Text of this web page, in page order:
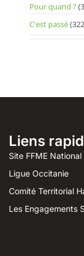
Pour quand ?
C'est passé
Liens
Site FFME National
Ligue Occitanie
Comité Territorial
Les Engagements